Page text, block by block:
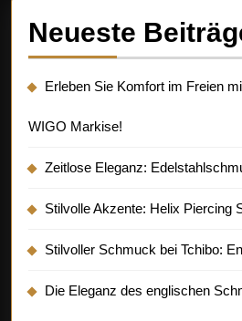
Neueste
Erleben Sie Komfort im Freien
WIGO Markise!
Zeitlose Eleganz:
Stilvolle Akzente: Helix Piercing
Stilvoller Schmuck bei Tchibo:
Die Eleganz des englischen